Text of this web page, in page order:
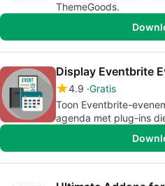
ThemeGoods.
4.9 Gratis
Toon Eventbrite-
agenda met plug-ins